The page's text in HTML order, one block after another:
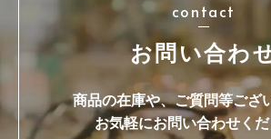
contact
お問い合わ
商品の在庫や、ご質問等ござ
お気軽にお問い合わせくだ